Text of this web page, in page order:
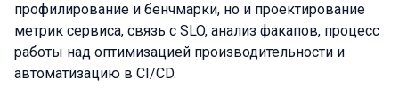
профилирование и бенчмарки, но и проектирование
метрик сервиса, связь с SLO, анализ факапов, процесс
работы над оптимизацией производительности и
автоматизацию в CI/CD.